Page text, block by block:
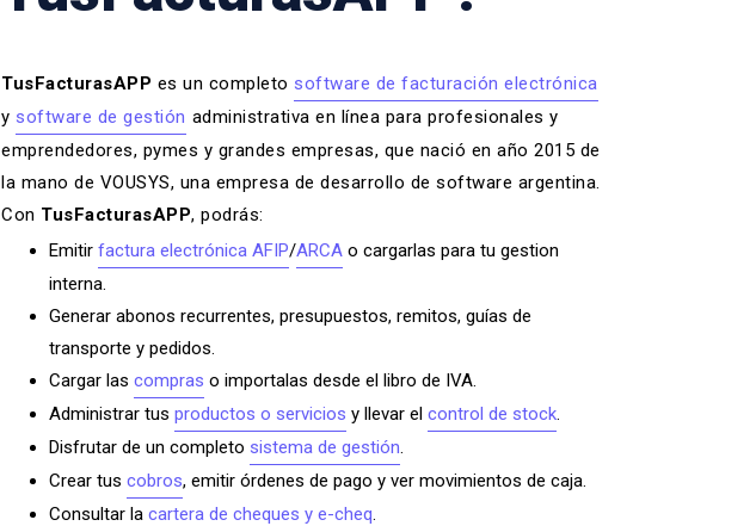
TusFacturasAPP es un completo software de facturación electrónica
y software de gestión administrativa en línea para profesionales y
emprendedores, pymes y grandes empresas, que nació en año 2015 de
la mano de VOUSYS, una empresa de desarrollo de software argentina.
Con TusFacturasAPP, podrás:
Emitir factura electrónica AFIP/ARCA o cargarlas para tu gestion
interna.
Generar abonos recurrentes, presupuestos, remitos, guías de
transporte y pedidos.
Cargar las compras o importalas desde el libro de IVA.
Administrar tus productos o servicios y llevar el control de stock.
Disfrutar de un completo sistema de gestión.
Crear tus cobros, emitir órdenes de pago y ver movimientos de caja.
Consultar la cartera de cheques y e-cheq.